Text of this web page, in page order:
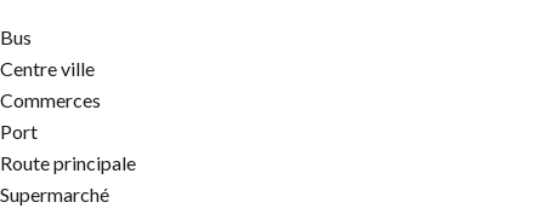
Bus
Centre ville
Commerces
Port
Route principale
Supermarché